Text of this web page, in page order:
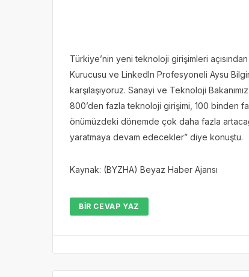
Türkiye’nin yeni teknoloji girişimleri
Kurucusu ve LinkedIn Profesyoneli Aysu
karşılaşıyoruz. Sanayi ve Teknoloji
800’den fazla teknoloji girişimi, 100 binden
önümüzdeki dönemde çok daha fazla
yaratmaya devam edecekler” diye konuştu.
Kaynak: (BYZHA) Beyaz Haber Ajansı
BIR CEVAP YAZ